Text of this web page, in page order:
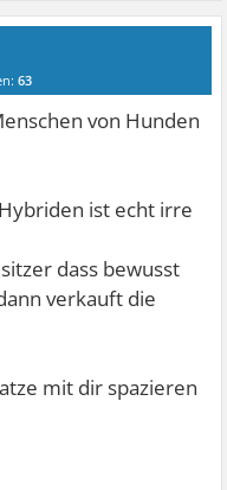
63
von Hunden
ist echt irre
dass bewusst
verkauft die
mit dir spazieren